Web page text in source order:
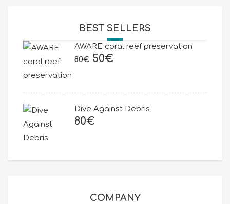
BEST SELLERS
AWARE coral reef preservation
80€ Original
50€
Dive Against Debris
80€
COMPANY